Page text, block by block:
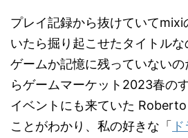
プレイ記録から抜けていてmixi
いたら掘り起こせたタイトル
ゲームか記憶に残っていない
らゲームマーケット2023春の
イベントにも来ていた
ことがわかり、私の好きな「